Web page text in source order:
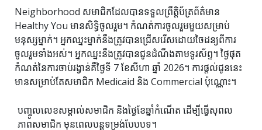
Neighborhood សមាជិកដែលបានទទួលព្រឹត្តិប័ត្រព័ត៌មាន
Healthy You មានសិទ្ធិចូលរួម។ កំណត់ការចូលរួមមួយសម្រាប់
មនុស្សម្នាក់។ អ្នកឈ្នះម្នាក់នឹងត្រូវបានជ្រើសរើសដោយចៃដន្យពីការ
ចូលរួមទាំងអស់។ អ្នកឈ្នះនឹងត្រូវបានជូនដំណឹងតាមទូរស័ព្ទ។ ថ្ងៃផុត
កំណត់នៃការចាប់រង្វាន់គឺថ្ងៃទី 7 ខែសីហា ឆ្នាំ 2026។ ការផ្តល់ជូននេះ
មានសម្រាប់តែសមាជិក Medicaid និង Commercial ប៉ុណ្ណោះ។
បញ្ចូលលេខសម្គាល់សមាជិក និងថ្ងៃខែឆ្នាំកំណើត ដើម្បីធ្វើសុពល
ភាពសមាជិក មុនពេលបន្តទម្រង់បែបបទ។